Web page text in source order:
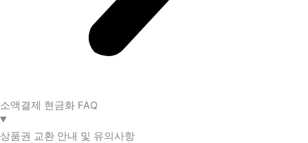
소액결제 현금화 FAQ​
상품권 교환 안내 및 유의사항